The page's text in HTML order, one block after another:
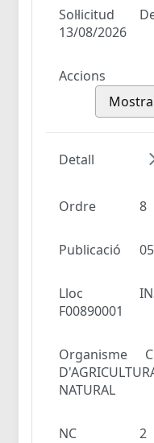
Sol·licitud
13/08/2026
Accions
Mostra
Detall
Ordre 8
Publicació
Lloc
F00890001
Organisme
NATURAL
NC 2